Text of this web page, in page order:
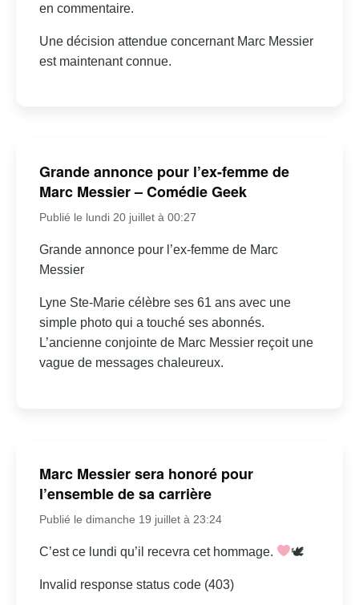
en commentaire.
Une décision attendue concernant Marc Messier
est maintenant connue.
Grande annonce pour l’ex-femme de
Marc Messier – Comédie Geek
Publié le lundi 20 juillet à 00:27
Grande annonce pour l’ex-femme de Marc
Messier
Lyne Ste-Marie célèbre ses 61 ans avec une
simple photo qui a touché ses abonnés.
L’ancienne conjointe de Marc Messier reçoit une
vague de messages chaleureux.
Marc Messier sera honoré pour
l’ensemble de sa carrière
Publié le dimanche 19 juillet à 23:24
C’est ce lundi qu’il recevra cet hommage. 🕊
Invalid response status code (403)